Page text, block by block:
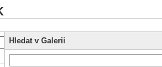
Hledat v Galerii